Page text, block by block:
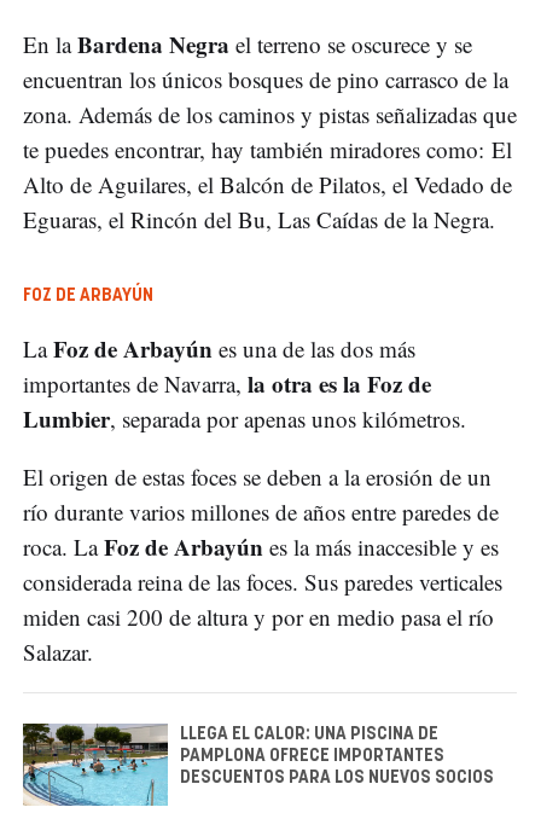
En laBardena Negra el terreno se oscurece y se
encuentran los únicos bosques de pino carrasco de la
zona. Además de los caminos y pistas señalizadas que
te puedes encontrar, hay también miradores como: El
Alto de Aguilares, el Balcón de Pilatos, el Vedado de
Eguaras, el Rincón del Bu, Las Caídas de la Negra.
FOZ DE ARBAYÚN
LaFoz de Arbayún es una de las dos más
importantes de Navarra, la otra es la Foz de
Lumbier, separada por apenas unos kilómetros.
El origen de estas foces se deben a la erosión de un
río durante varios millones de años entre paredes de
roca. LaFoz de Arbayún es la más inaccesible y es
considerada reina de las foces. Sus paredes verticales
miden casi 200 de altura y por en medio pasa el río
Salazar.
LLEGA EL CALOR: UNA PISCINA DE
PAMPLONA OFRECE IMPORTANTES
DESCUENTOS PARA LOS NUEVOS SOCIOS